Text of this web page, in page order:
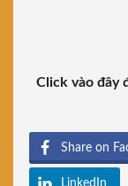
Click vào đây
Share on
LinkedIn